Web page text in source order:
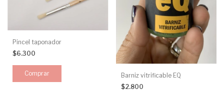
Pincel taponador
$6.300
Comprar
Barniz vitrificable EQ
$2.800